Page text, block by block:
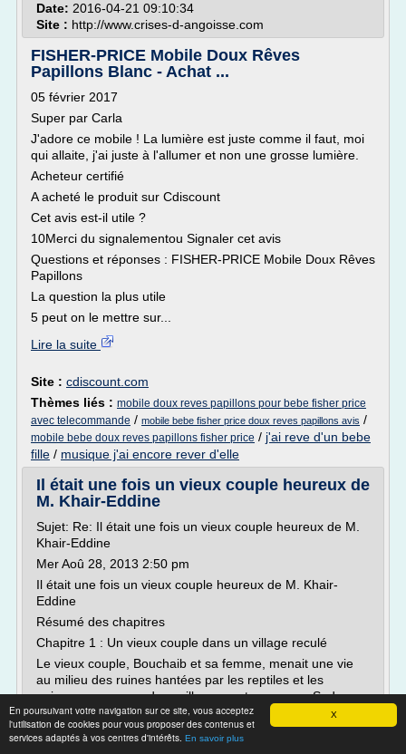
X
En poursuivant votre navigation sur ce site, vous acceptez
l'utilisation de cookies pour vous proposer des contenus et
services adaptés à vos centres d'intérêts. En savoir plus
Date: 2016-04-21 09:10:34
Site : http://www.crises-d-angoisse.com
FISHER-PRICE Mobile Doux Rêves
Papillons Blanc - Achat ...
05 février 2017
Super par Carla
J'adore ce mobile ! La lumière est juste comme il faut, moi
qui allaite, j'ai juste à l'allumer et non une grosse lumière.
Acheteur certifié
A acheté le produit sur Cdiscount
Cet avis est-il utile ?
10Merci du signalementou Signaler cet avis
Questions et réponses : FISHER-PRICE Mobile Doux Rêves
Papillons
La question la plus utile
5 peut on le mettre sur...
Lire la suite
Site : cdiscount.com
Thèmes liés : mobile doux reves papillons pour bebe fisher price
avec telecommande / mobile bebe fisher price doux reves papillons avis /
mobile bebe doux reves papillons fisher price / j'ai reve d'un bebe
fille / musique j'ai encore rever d'elle
Il était une fois un vieux couple heureux de
M. Khair-Eddine
Sujet: Re: Il était une fois un vieux couple heureux de M.
Khair-Eddine
Mer Aoû 28, 2013 2:50 pm
Il était une fois un vieux couple heureux de M. Khair-
Eddine
Résumé des chapitres
Chapitre 1 : Un vieux couple dans un village reculé
Le vieux couple, Bouchaib et sa femme, menait une vie
au milieu des ruines hantées par les reptiles et les
animaux sauvages dans village montagneux au Sud...
Lire la suite
Date:2017-03-29 14:42:06